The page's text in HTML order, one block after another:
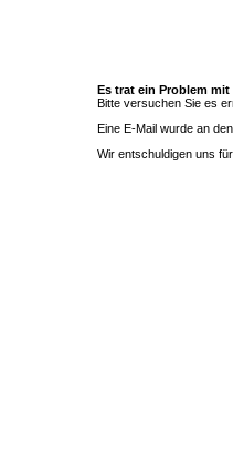
Es trat ein Problem
Bitte versuchen Sie es
Eine E-Mail wurde an den
Wir entschuldigen uns